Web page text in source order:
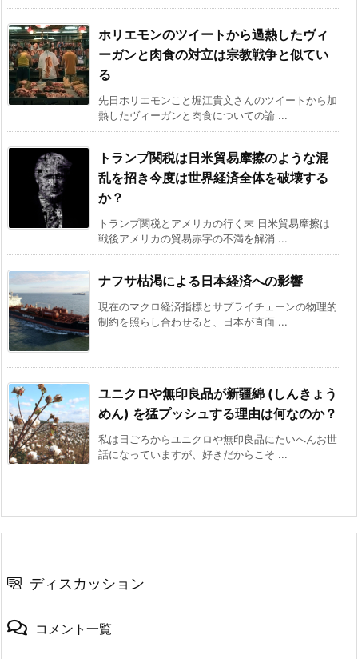
ホリエモンのツイートから過熱したヴィ
ーガンと肉食の対立は宗教戦争と似てい
る
先日ホリエモンこと堀江貴文さんのツイートから加
熱したヴィーガンと肉食についての論 ...
トランプ関税は日米貿易摩擦のような混
乱を招き今度は世界経済全体を破壊する
か？
トランプ関税とアメリカの行く末 日米貿易摩擦は
戦後アメリカの貿易赤字の不満を解消 ...
ナフサ枯渇による日本経済への影響
現在のマクロ経済指標とサプライチェーンの物理的
制約を照らし合わせると、日本が直面 ...
ユニクロや無印良品が新疆綿 (しんきょう
めん) を猛プッシュする理由は何なのか？
私は日ごろからユニクロや無印良品にたいへんお世
話になっていますが、好きだからこそ ...
ディスカッション
コメント一覧